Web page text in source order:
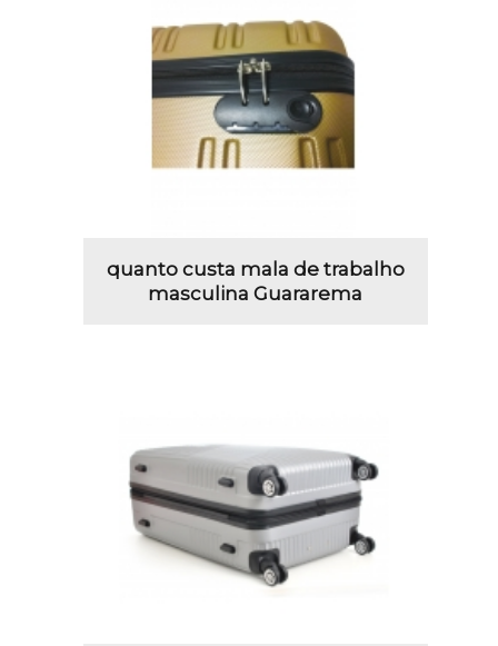
quanto custa mala de trabalho
masculina Guararema